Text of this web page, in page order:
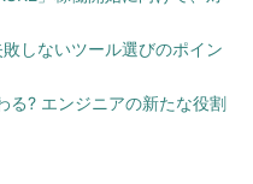
しないツール選びのポイン
る? エンジニアの新たな役割